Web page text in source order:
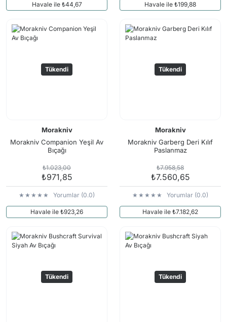
Havale ile ₺44,67 Havale ile ₺199,88
Tükendi
Morakniv
Morakniv Companion Yeşil Av
Bıçağı
₺1.023,00
₺971,85
Yorumlar (0.0)
Havale ile ₺923,26
Tükendi
Morakniv
Morakniv Garberg Deri Kılıf
Paslanmaz
₺7.958,58
₺7.560,65
Yorumlar (0.0)
Havale ile ₺7.182,62
Tükendi Tükendi